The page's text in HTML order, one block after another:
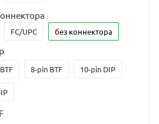
FC/UPC без коннектора
8-pin BTF 10-pin DIP